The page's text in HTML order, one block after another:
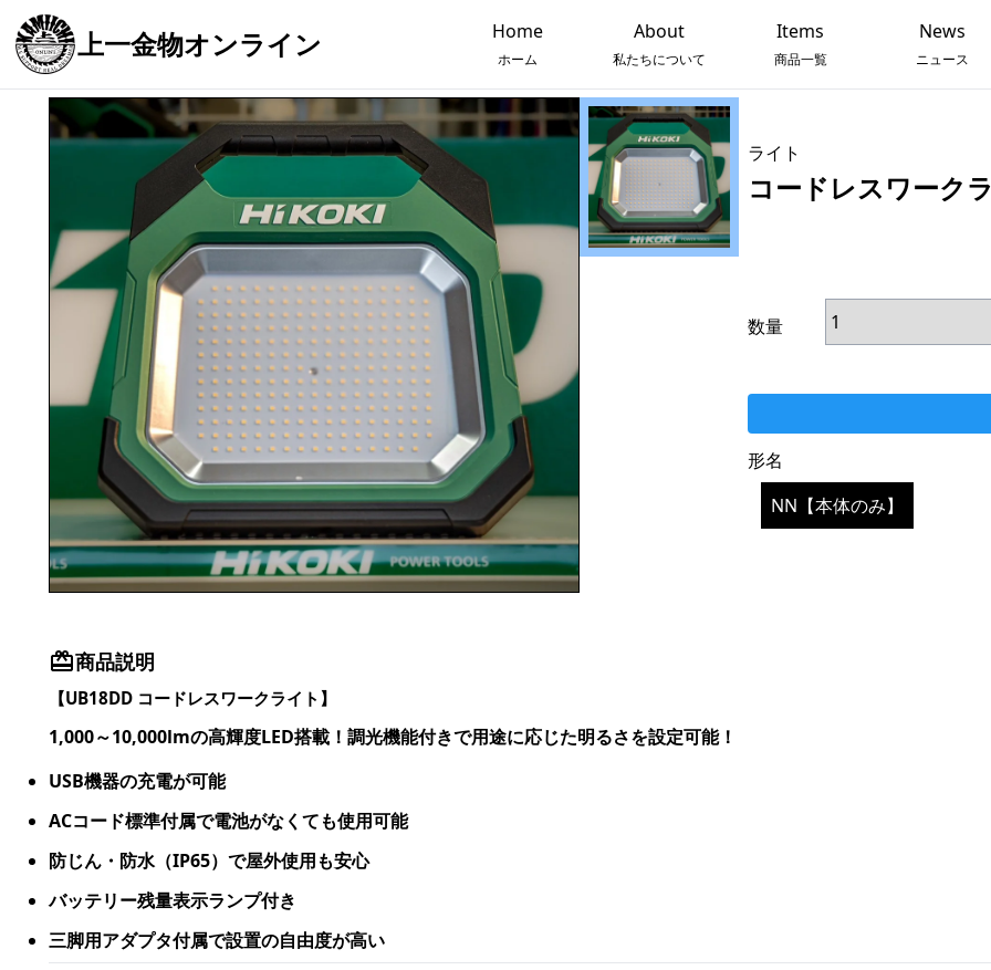
上一金物オンライン Home
ホーム
About
私たちについて
Items
商品一覧
News
ニュース
ライト
コードレスワーク
数量
形名
NN【本体のみ】
商品説明
【UB18DD コードレスワークライト】
1,000～10,000lmの高輝度LED搭載！調光機能付きで用途に応じた明るさを設定可能！
USB機器の充電が可能
ACコード標準付属で電池がなくても使用可能
防じん・防水（IP65）で屋外使用も安心
バッテリー残量表示ランプ付き
三脚用アダプタ付属で設置の自由度が高い